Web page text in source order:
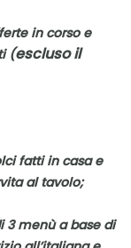
in corso e
(escluso il
fatti in casa e
al tavolo;
3 menù a base di